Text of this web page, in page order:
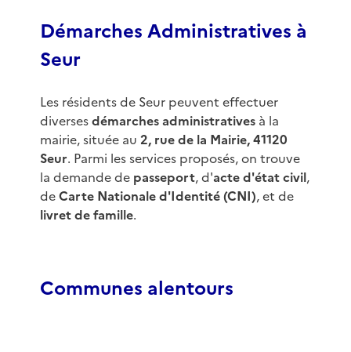
Démarches Administratives à
Seur
Les résidents de Seur peuvent effectuer
diversesdémarches administrativesà la
mairie, située au 2, rue de la Mairie, 41120
Seur. Parmi les services proposés, on trouve
la demande de passeport, d'acte d'état civil,
deCarte Nationale d'Identité (CNI), et de
livret de famille.
Communes alentours